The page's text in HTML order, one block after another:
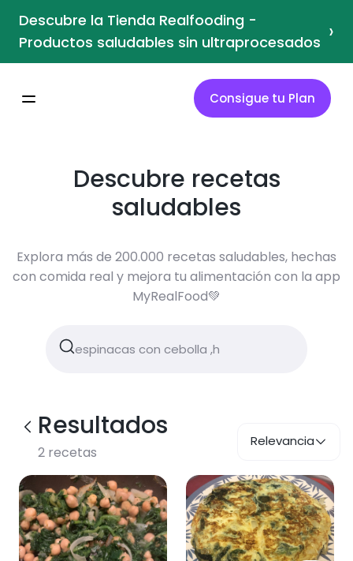
Descubre la Tienda Realfooding -
Productos saludables sin ultraprocesados ›
Consigue tu Plan
Descubre recetas
saludables
Explora más de 200.000 recetas saludables, hechas
con comida real y mejora tu alimentación con la app
MyRealFood💚
Resultados
2 recetas
Relevancia